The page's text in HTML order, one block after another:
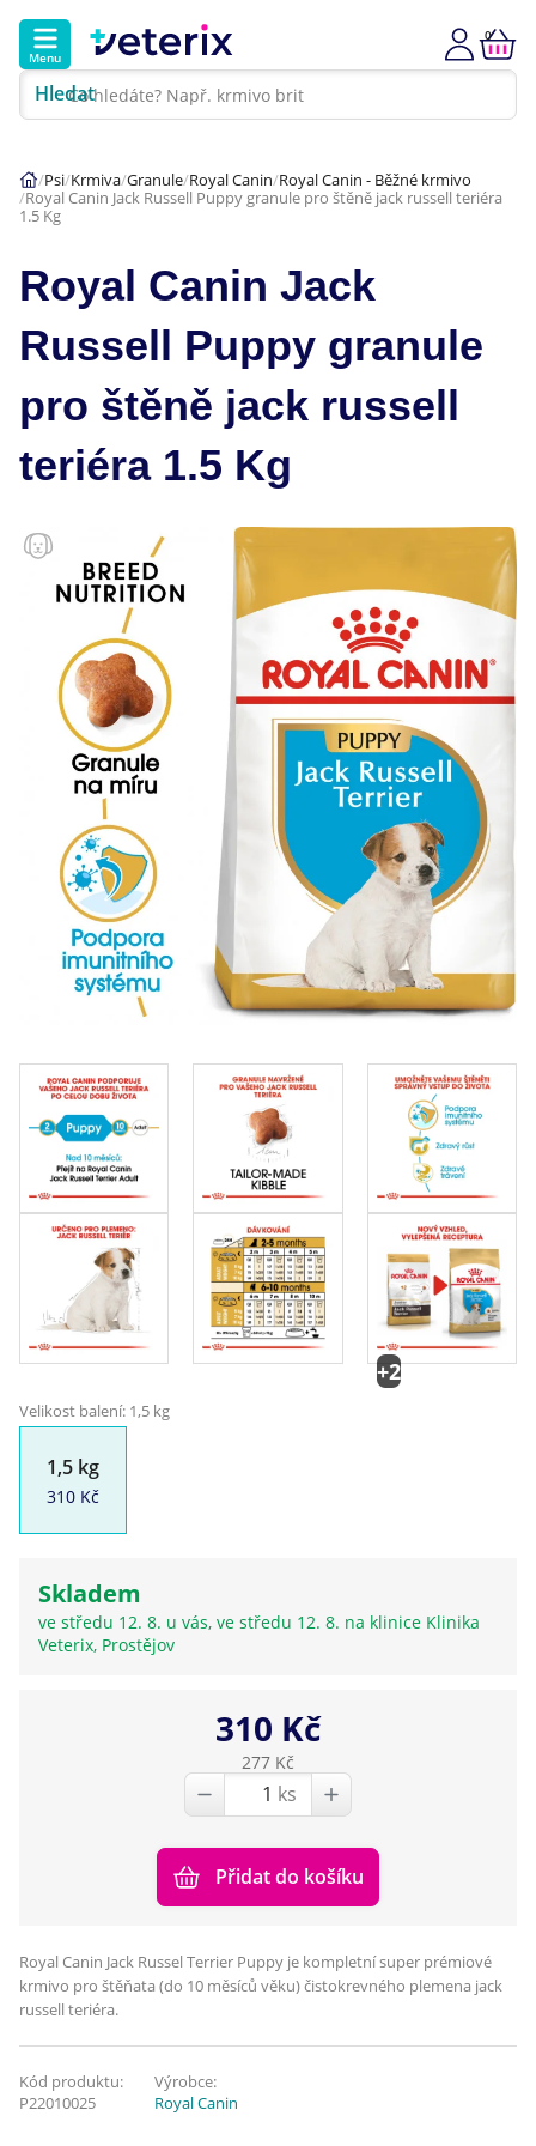
Menu
Hledat
0
Hlavní kategorie
Akce
Psi
Veterinární diety
Klinika Veterix
777 319 516 (Po–Pá, 9–19h; So–Ne, 9–14h)
info@veterix.cz
E-shop Veterix
777 319 517 (Po–Pá, 8–15h)
eshop@veterix.cz
Psi Krmiva Granule Royal Canin Royal Canin - Běžné krmivo
Royal Canin Jack Russell Puppy granule pro štěně jack russell teriéra
1.5 Kg
Royal Canin Jack
Russell Puppy granule
pro štěně jack russell
teriéra 1.5 Kg
+2
Velikost balení: 1,5 kg
1,5 kg
310 Kč
Skladem
ve středu 12. 8. u vás, ve středu 12. 8. na klinice Klinika
Veterix, Prostějov
310 Kč
277 Kč
ks
Přidat do košíku
Royal Canin Jack Russel Terrier Puppy je kompletní super prémiové
krmivo pro štěňata (do 10 měsíců věku) čistokrevného plemena jack
russell teriéra.
Kód produktu:
P22010025
Výrobce:
Royal Canin